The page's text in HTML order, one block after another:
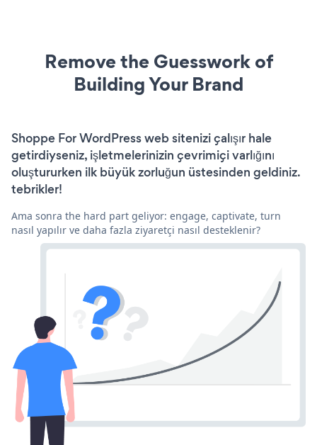
Remove the Guesswork of
Building Your Brand
Shoppe For WordPress web sitenizi çalışır hale
getirdiyseniz, işletmelerinizin çevrimiçi varlığını
oluştururken ilk büyük zorluğun üstesinden geldiniz.
tebrikler!
Ama sonra the hard part geliyor: engage, captivate, turn
nasıl yapılır ve daha fazla ziyaretçi nasıl desteklenir?